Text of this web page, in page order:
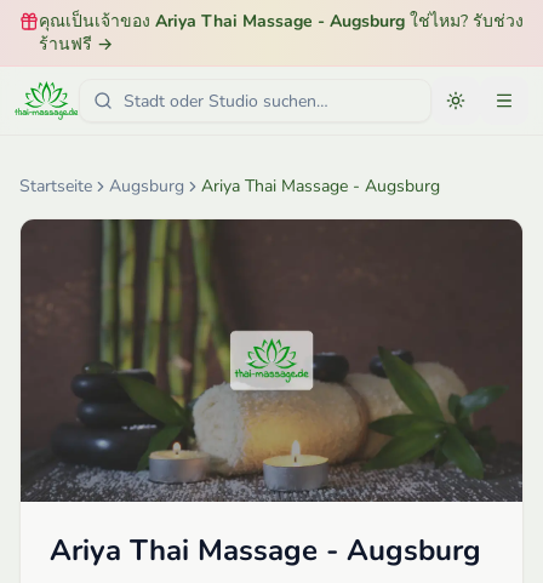
คุณเป็นเจ้าของ Ariya Thai Massage - Augsburg ใช่ไหม? รับช่วง
ร้านฟรี →
Startseite Augsburg Ariya Thai Massage - Augsburg
Ariya Thai Massage - Augsburg